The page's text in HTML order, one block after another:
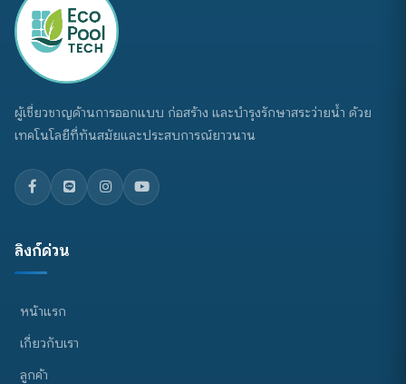
ผู้เชี่ยวชาญด้านการออกแบบ ก่อสร้าง และบำรุงรักษาสระว่ายน้ำ ด้วย
เทคโนโลยีที่ทันสมัยและประสบการณ์ยาวนาน
ลิงก์ด่วน
หน้าแรก
เกี่ยวกับเรา
ลูกค้า